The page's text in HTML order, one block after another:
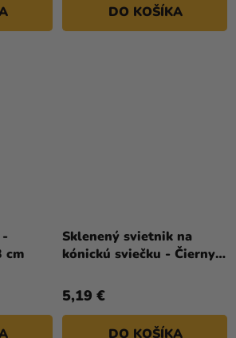
DO KOŠÍKA
cm
Sklenený svietnik na
kónickú sviečku - Čierny 9
5,19 €
DO KOŠÍKA